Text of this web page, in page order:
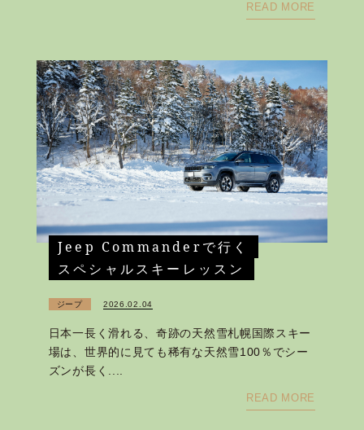
READ MORE
Jeep Commanderで行く
スペシャルスキーレッスン
ジープ 2026.02.04
日本一長く滑れる、奇跡の天然雪札幌国際スキー
場は、世界的に見ても稀有な天然雪100％でシー
ズンが長く....
READ MORE